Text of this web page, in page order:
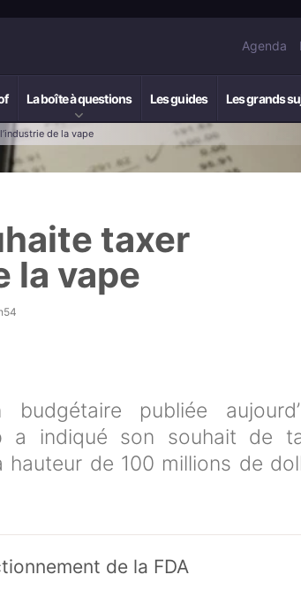
Agenda
La boîte à questions Les guides Les grands
de la vape
taxer
la vape
publiée
a indiqué son souhait de
hauteur de 100 millions de
de la FDA